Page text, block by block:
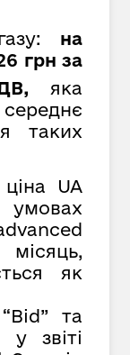
на
грн за
яка
таких
UA
як
та
у звіті